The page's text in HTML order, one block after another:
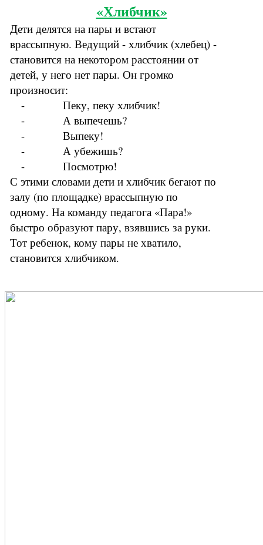
«Хлибчик»
Дети делятся на пары и встают
врассыпную. Ведущий - хлибчик (хлебец) -
становится на некотором расстоянии от
детей, у него нет пары. Он громко
произносит:
- Пеку, пеку хлибчик!
- А выпечешь?
- Выпеку!
- А убежишь?
- Посмотрю!
С этими словами дети и хлибчик бегают по
залу (по площадке) врассыпную по
одному. На команду педагога «Пара!»
быстро образуют пару, взявшись за руки.
Тот ребенок, кому пары не хватило,
становится хлибчиком.